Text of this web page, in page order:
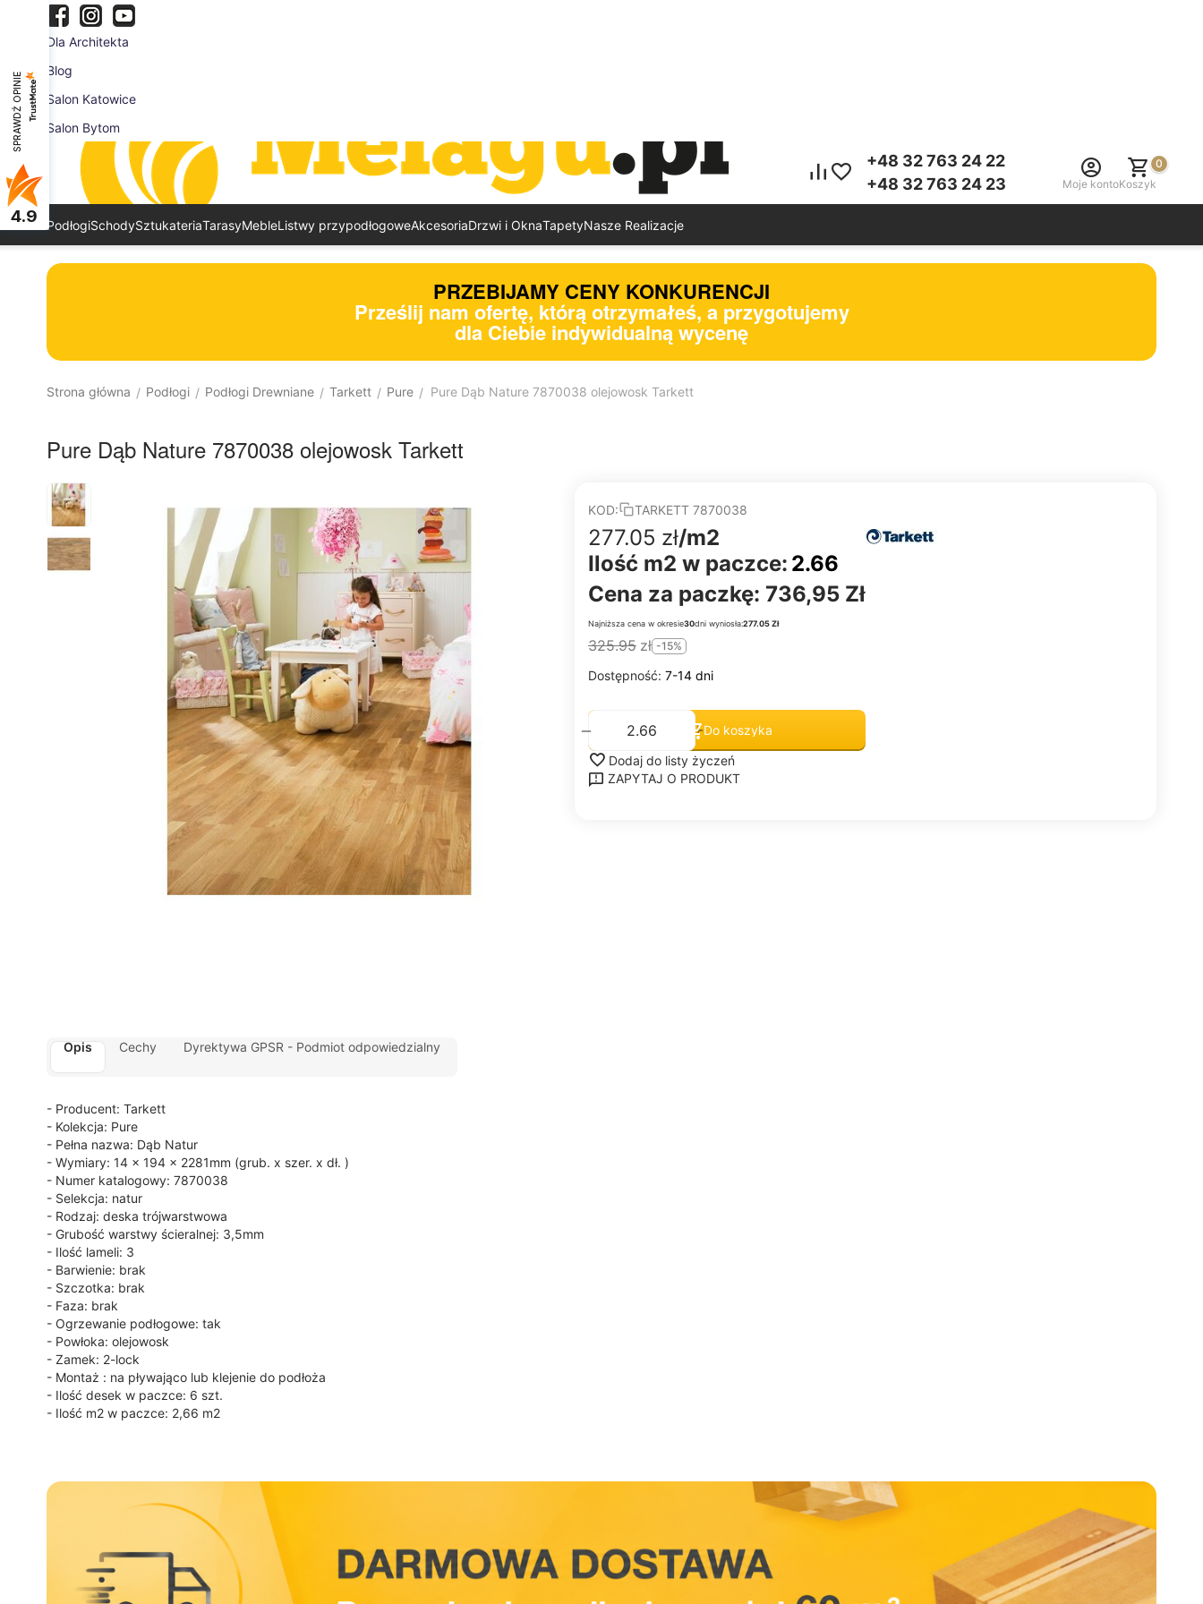
Dla Architekta
Blog
Salon Katowice
Salon Bytom
+48 32 763 24 22
+48 32 763 24 23
Moje konto
0
Koszyk
PodłogiSchodySztukateriaTarasyMebleListwy przypodłogoweAkcesoriaDrzwi i OknaTapetyNasze Realizacje
PRZEBIJAMY CENY KONKURENCJI
Prześlij nam ofertę, którą otrzymałeś, a przygotujemy
dla Ciebie indywidualną wycenę
Strona główna / Podłogi / Podłogi Drewniane / Tarkett / Pure / Pure Dąb Nature 7870038 olejowosk Tarkett
Pure Dąb Nature 7870038 olejowosk Tarkett
KOD: TARKETT 7870038
277.05 zł/m2
Ilość m2 w paczce: 2.66
Cena za paczkę: 736,95 Zł
Najniższa cena w okresie30dni wyniosła:277.05 Zł
325.95 zł -15%
Dostępność: 7-14 dni
+
−
Do koszyka
Dodaj do listy życzeń
ZAPYTAJ O PRODUKT
Opis Cechy Dyrektywa GPSR - Podmiot odpowiedzialny
- Producent: Tarkett
- Kolekcja: Pure
- Pełna nazwa: Dąb Natur
- Wymiary: 14 x 194 x 2281mm (grub. x szer. x dł. )
- Numer katalogowy: 7870038
- Selekcja: natur
- Rodzaj: deska trójwarstwowa
- Grubość warstwy ścieralnej: 3,5mm
- Ilość lameli: 3
- Barwienie: brak
- Szczotka: brak
- Faza: brak
- Ogrzewanie podłogowe: tak
- Powłoka: olejowosk
- Zamek: 2-lock
- Montaż : na pływająco lub klejenie do podłoża
- Ilość desek w paczce: 6 szt.
- Ilość m2 w paczce: 2,66 m2
SPRAWDŹ OPINIE
4.9